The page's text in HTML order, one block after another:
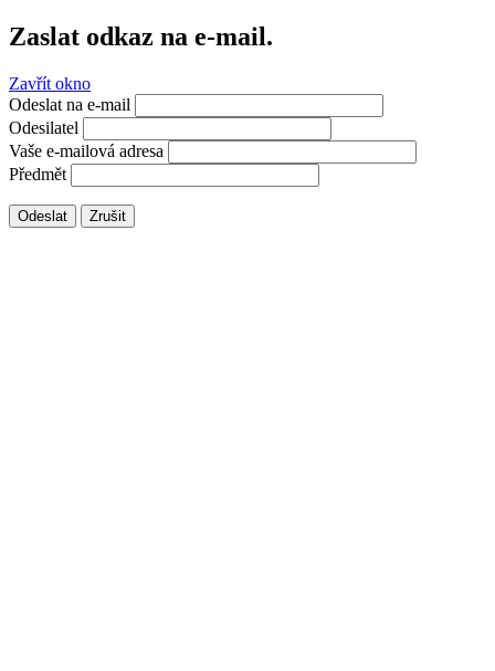
Zaslat odkaz na e-mail.
Zavřít okno
Odeslat na e-mail
Odesilatel
Vaše e-mailová adresa
Předmět
Odeslat Zrušit